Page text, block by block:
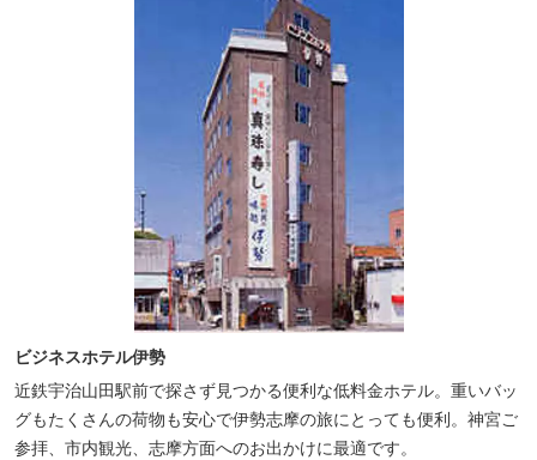
ビジネスホテル伊勢
近鉄宇治山田駅前で探さず見つかる便利な低料金ホテル。重いバッ
グもたくさんの荷物も安心で伊勢志摩の旅にとっても便利。神宮ご
参拝、市内観光、志摩方面へのお出かけに最適です。